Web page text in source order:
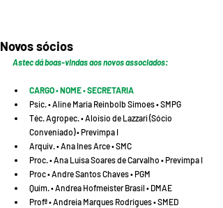
Novos sócios
Astec dá boas-vindas aos novos associados:
CARGO • NOME • SECRETARIA
Psic. • Aline Maria Reinbolb Simoes • SMPG
Téc. Agropec. • Aloisio de Lazzari (Sócio
Conveniado) • Previmpa I
Arquiv. • Ana Ines Arce • SMC
Proc. • Ana Luisa Soares de Carvalho • Previmpa I
Proc • Andre Santos Chaves • PGM
Quím. • Andrea Hofmeister Brasil • DMAE
Profª • Andreia Marques Rodrigues • SMED